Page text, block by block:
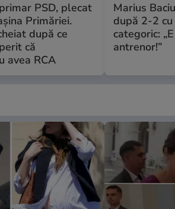
PSD, plecat
Primăriei.
după ce
că
avea RCA
Marius
după 2-2 cu
categoric:
antrenor!”